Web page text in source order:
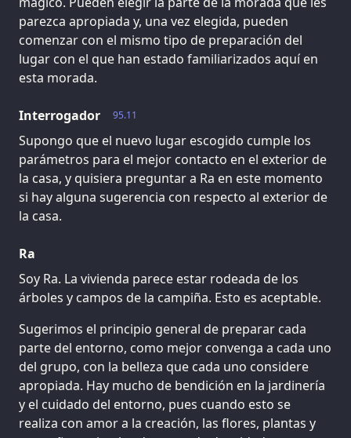
parezca apropiada y, una vez elegida, pueden
comenzar con el mismo tipo de preparación del
lugar con el que han estado familiarizados aquí en
esta morada.
95.11
Interrogador
Supongo que el nuevo lugar escogido cumple los
parámetros para el mejor contacto en el exterior de
la casa, y quisiera preguntar a Ra en este momento
si hay alguna sugerencia con respecto al exterior de
la casa.
Ra
Soy Ra. La vivienda parece estar rodeada de los
árboles y campos de la campiña. Esto es aceptable.
Sugerimos el principio general de preparar cada
parte del entorno, como mejor convenga a cada uno
del grupo, con la belleza que cada uno considere
apropiada. Hay mucho de bendición en la jardinería
y el cuidado del entorno, pues cuando esto se
realiza con amor a la creación, las flores, plantas y